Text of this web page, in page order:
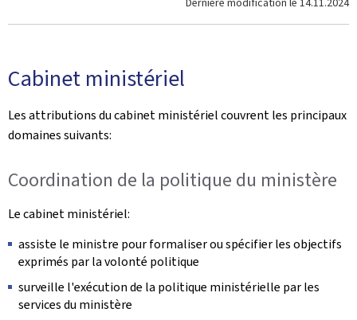
Cabinet ministériel
Les attributions du cabinet ministériel couvrent les principaux
domaines suivants:
Coordination de la politique du ministère
Le cabinet ministériel:
assiste le ministre pour formaliser ou spécifier les objectifs
exprimés par la volonté politique
surveille l'exécution de la politique ministérielle par les
services du ministère